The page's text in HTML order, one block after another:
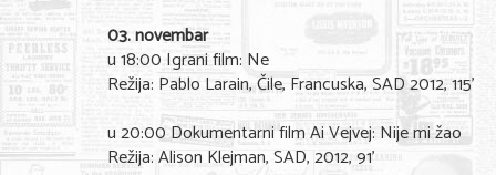
03. novembar
u 18:00 Igrani film: Ne
Režija: Pablo Larain, Čile, Francuska, SAD 2012, 115’
u 20:00 Dokumentarni film Ai Vejvej: Nije mi žao
Režija: Alison Klejman, SAD, 2012, 91’